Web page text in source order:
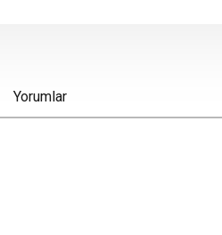
Yorumlar